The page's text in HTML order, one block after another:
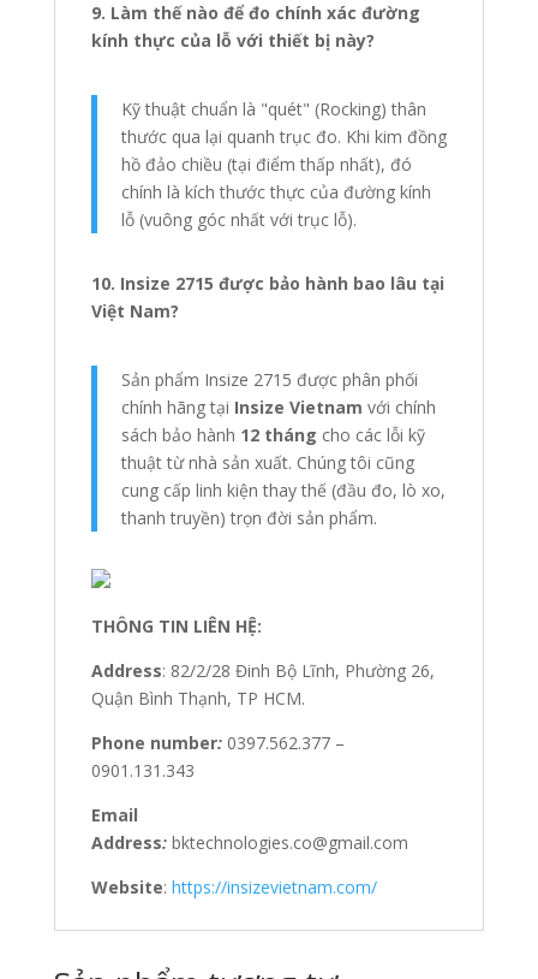
9. Làm thế nào để đo chính xác đường
kính thực của lỗ với thiết bị này?
Kỹ thuật chuẩn là "quét" (Rocking) thân
thước qua lại quanh trục đo. Khi kim đồng
hồ đảo chiều (tại điểm thấp nhất), đó
chính là kích thước thực của đường kính
lỗ (vuông góc nhất với trục lỗ).
10. Insize 2715 được bảo hành bao lâu tại
Việt Nam?
Sản phẩm Insize 2715 được phân phối
chính hãng tại Insize Vietnam với chính
sách bảo hành 12 tháng cho các lỗi kỹ
thuật từ nhà sản xuất. Chúng tôi cũng
cung cấp linh kiện thay thế (đầu đo, lò xo,
thanh truyền) trọn đời sản phẩm.
THÔNG TIN LIÊN HỆ:
Address: 82/2/28 Đinh Bộ Lĩnh, Phường 26,
Quận Bình Thạnh, TP HCM.
Phone number:0397.562.377 –
0901.131.343
Email
Address:bktechnologies.co@gmail.com
Website: https://insizevietnam.com/